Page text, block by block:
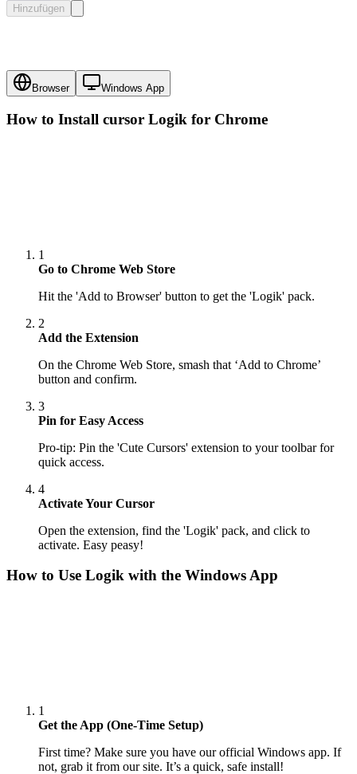
Hinzufügen
Browser Windows App
How to Install cursor Logik for Chrome
1
Go to Chrome Web Store
Hit the 'Add to Browser' button to get the 'Logik' pack.
2
Add the Extension
On the Chrome Web Store, smash that ‘Add to Chrome’
button and confirm.
3
Pin for Easy Access
Pro-tip: Pin the 'Cute Cursors' extension to your toolbar for
quick access.
4
Activate Your Cursor
Open the extension, find the 'Logik' pack, and click to
activate. Easy peasy!
How to Use Logik with the Windows App
1
Get the App (One-Time Setup)
First time? Make sure you have our official Windows app. If
not, grab it from our site. It’s a quick, safe install!